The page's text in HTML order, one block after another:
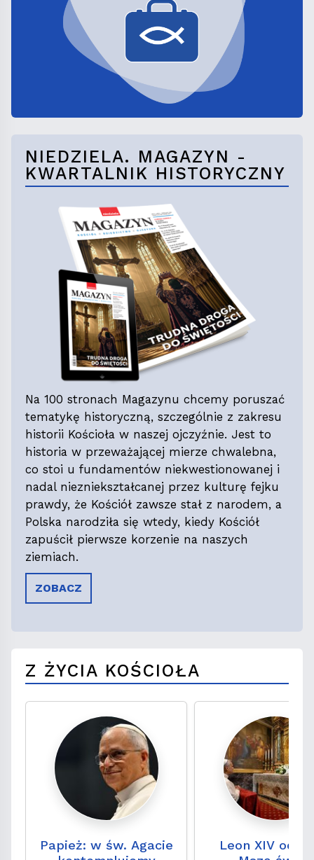
NIEDZIELA. MAGAZYN -
KWARTALNIK HISTORYCZNY
Na 100 stronach Magazynu chcemy poruszać
tematykę historyczną, szczególnie z zakresu
historii Kościoła w naszej ojczyźnie. Jest to
historia w przeważającej mierze chwalebna,
co stoi u fundamentów niekwestionowanej i
nadal niezniekształcanej przez kulturę fejku
prawdy, że Kościół zawsze stał z narodem, a
Polska narodziła się wtedy, kiedy Kościół
zapuścił pierwsze korzenie na naszych
ziemiach.
ZOBACZ
Z ŻYCIA KOŚCIOŁA
Papież: w św. Agacie
Leon XIV